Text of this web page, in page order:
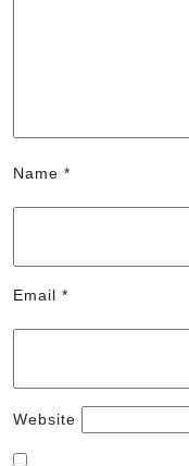
Name *
Email *
Website